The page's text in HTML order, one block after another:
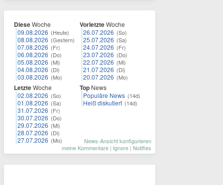
DieseWoche
09.08.2026 (Heute)
08.08.2026 (Gestern)
07.08.2026 (Fr)
06.08.2026 (Do)
05.08.2026 (Mi)
04.08.2026 (Di)
03.08.2026 (Mo)
LetzteWoche
02.08.2026 (So)
01.08.2026 (Sa)
31.07.2026 (Fr)
30.07.2026 (Do)
29.07.2026 (Mi)
28.07.2026 (Di)
27.07.2026 (Mo)
VorletzteWoche
26.07.2026 (So)
25.07.2026 (Sa)
24.07.2026 (Fr)
23.07.2026 (Do)
22.07.2026 (Mi)
21.07.2026 (Di)
20.07.2026 (Mo)
Top News
Populäre News (14d)
Heiß diskutiert (14d)
News-Ansicht konfigurieren
meine Kommentare | Ignore | Notifies